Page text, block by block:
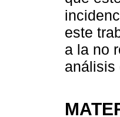
este
a la no
análisis